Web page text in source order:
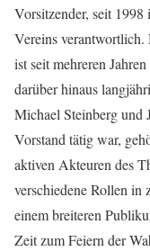
Vorsitzender, seit 1998
Vereins
ist seit mehreren
darüber hinaus
Michael Steinberg und
Vorstand tätig war,
aktiven Akteuren des
verschiedene Rollen in
einem breiteren
Zeit zum Feiern der